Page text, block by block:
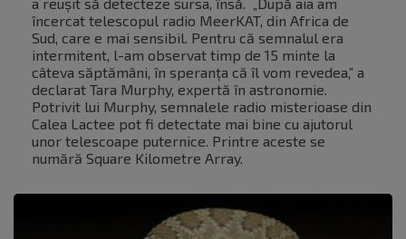
încercat telescopul radio MeerKAT, din Africa de
Sud, care e mai sensibil. Pentru că semnalul era
intermitent, l-am observat timp de 15 minte la
câteva săptămâni, în speranța că îl vom revedea,” a
declarat Tara Murphy, expertă în astronomie.
Potrivit lui Murphy, semnalele radio misterioase din
Calea Lactee pot fi detectate mai bine cu ajutorul
unor telescoape puternice. Printre aceste se
numără Square Kilometre Array.